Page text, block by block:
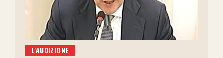
L'AUDIZIONE